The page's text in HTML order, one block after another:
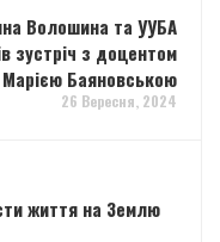
Волошина та УУБА
зустріч з доцентом
Марією Баяновською
26 Вересня, 2024
життя на Землю